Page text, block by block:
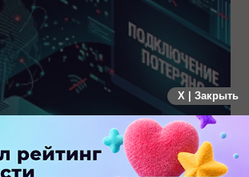
в рунете: пользователи не могут
сайты
X | Закрыть